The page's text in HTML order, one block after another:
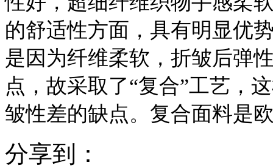
的舒适性方面，具有明显优
是因为纤维柔软，折皱后弹
点，故采取了“复合”工艺，
皱性差的缺点。复合面料是
分享到：